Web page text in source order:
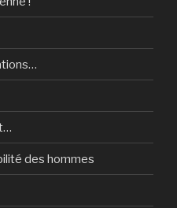
des hommes